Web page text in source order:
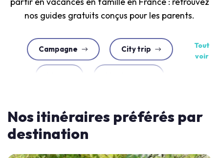
nos guides gratuits conçus pour les parents.
Campagne City trip
Tout
voir
Nos itinéraires préférés par
destination